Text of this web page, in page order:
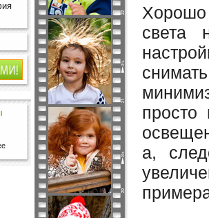
Хорошо
света
просто
а,